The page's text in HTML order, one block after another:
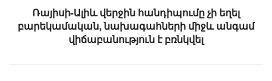
Ռայիսի-Ալիև վերջին հանդիպումը չի եղել
բարեկամական, նախագահների միջև անգամ
վիճաբանություն է բռնկվել